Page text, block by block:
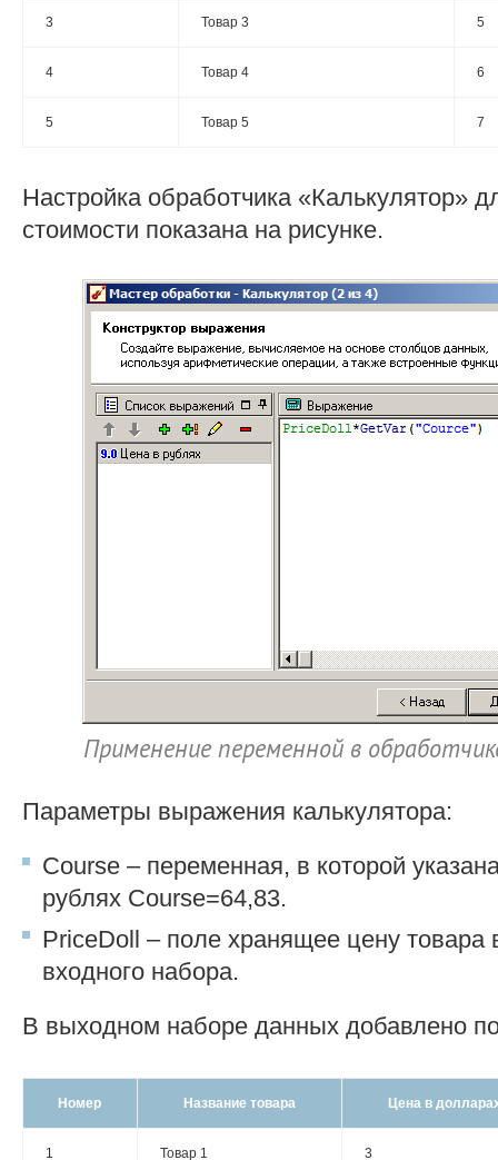
3 Товар 3 5
4 Товар 4 6
5 Товар 5 7
Настройка обработчика «Калькулятор»
стоимости показана на рисунке.
Применение переменной в
Параметры выражения калькулятора:
Course – переменная, в которой
рублях Course=64,83.
PriceDoll – поле хранящее цену товара
входного набора.
В выходном наборе данных добавлено
Номер Название товара Цена в
1 Товар 1 3